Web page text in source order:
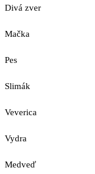
Divá zver
Mačka
Pes
Slimák
Veverica
Vydra
Medveď